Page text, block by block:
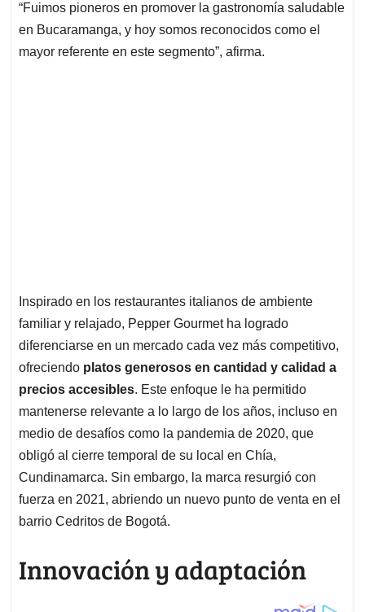
“Fuimos pioneros en promover la gastronomía saludable
en Bucaramanga, y hoy somos reconocidos como el
mayor referente en este segmento”, afirma.
Inspirado en los restaurantes italianos de ambiente
familiar y relajado, Pepper Gourmet ha logrado
diferenciarse en un mercado cada vez más competitivo,
ofreciendo platos generosos en cantidad y calidad a
precios accesibles. Este enfoque le ha permitido
mantenerse relevante a lo largo de los años, incluso en
medio de desafíos como la pandemia de 2020, que
obligó al cierre temporal de su local en Chía,
Cundinamarca. Sin embargo, la marca resurgió con
fuerza en 2021, abriendo un nuevo punto de venta en el
barrio Cedritos de Bogotá.
Innovación y adaptación